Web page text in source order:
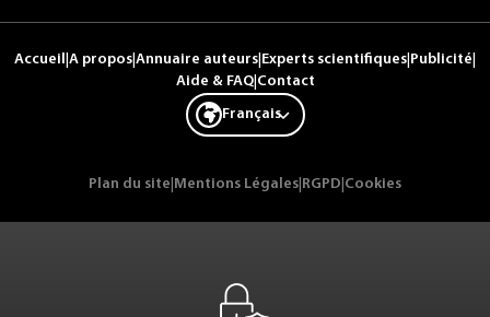
Accueil A propos Annuaire auteurs Experts scientifiques Publicité
Aide & FAQ| Contact
Français
Plan du site Mentions Légales RGPD Cookies